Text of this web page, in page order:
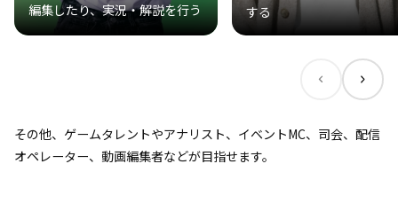
編集したり、実況・解説を行う
する
その他、ゲームタレントやアナリスト、イベントMC、司会、配信
オペレーター、動画編集者などが目指せます。